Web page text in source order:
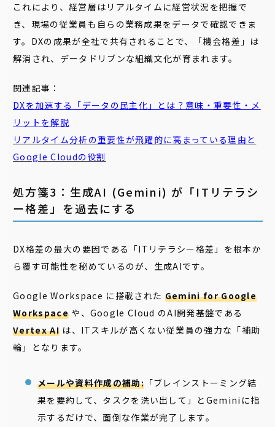
これにより、経営層はリアルタイムに経営状況を把握で
き、現場の従業員も自らの業務成果をデータで確認できま
す。DXの成果が全社で共有されることで、「機会格差」は
解消され、データドリブンな組織文化が育まれます。
関連記事：
DXを加速する「データ の民主化 」とは？意味・重要性・メ
リットを解説
リアルタイム分析の重要性が飛躍的に高まっている理由と
Google Cloudの役割
処方箋3：生成AI (Gemini) が「ITリテラシ
ー格差」を過去にする
DX格差の最大の要因である「ITリテラシー格差」を根本か
ら覆す可能性を秘めているのが、生成AIです。
Google Workspace に搭載された Gemini for Google
Workspaceや、Google Cloud のAI開発基盤である
Vertex AIは、ITスキルが高くない従業員の強力な「補助
輪」となります。
メールや資料作成の補助:「ブレインストーミング結
果を要約して、タスクを洗い出して」とGeminiに指
示するだけで、面倒な作業が完了します。